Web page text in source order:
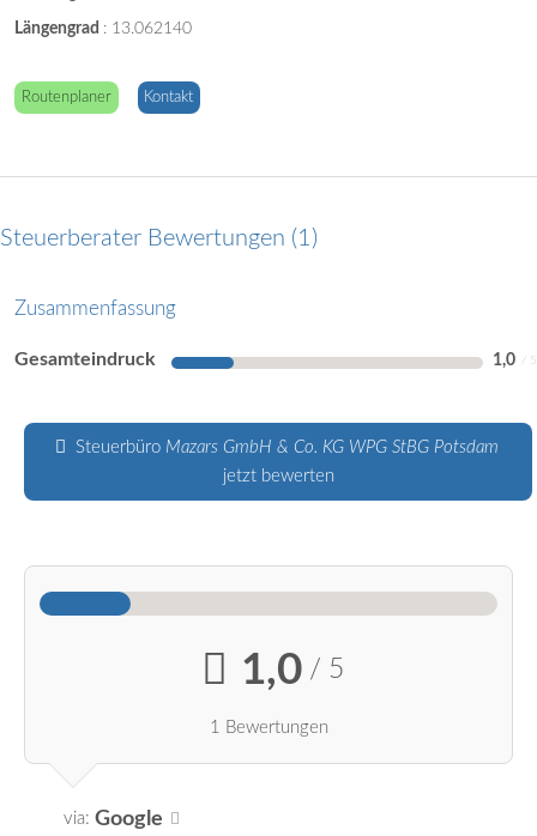
Längengrad : 13.062140
Routenplaner Kontakt
Steuerberater Bewertungen 1
Zusammenfassung
Gesamteindruck 1,0
Steuerbüro Mazars GmbH & Co. KG WPG StBG Potsdam
jetzt bewerten
1,0 / 5
1 Bewertungen
via: Google